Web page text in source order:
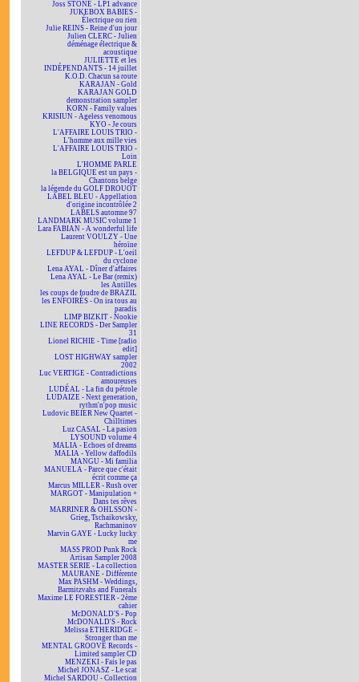
Joss STONE - LP1 advance
JUKEBOX BABIES -
Électrique ou rien
Julie REINS - Reine d'un jour
Julien CLERC - Julien
déménage électrique &
acoustique
JULIETTE et les
INDÉPENDANTS - 14 juillet
K.O.D. Chacun sa route
KARAJAN - Gold
KARAJAN GOLD
demonstration sampler
KORN - Family values
KRISIUN - Ageless venomous
KYO - Je cours
L'AFFAIRE LOUIS TRIO -
L'homme aux mille vies
L'AFFAIRE LOUIS TRIO -
Loin
L'HOMME PARLE
la BELGIQUE est un pays -
Chantons belge
la légende du GOLF DROUOT
LABEL BLEU - Appellation
d'origine incontrôlée 2
LABELS automne 97
LANDMARK MUSIC volume 1
Lara FABIAN - A wonderful life
Laurent VOULZY - Une
héroïne
LEFDUP & LEFDUP - L'oeil
du cyclone
Lena AYAL - Dîner d'affaires
Lena AYAL - Le Bar (remix)
les Antilles
les coups de foudre de BRAZIL
les ENFOIRÉS - On ira tous au
paradis
LIMP BIZKIT - Nookie
LINE RECORDS - Der Sampler
31
Lionel RICHIE - Time [radio
edit]
LOST HIGHWAY sampler
2002
Luc VERTIGE - Contradictions
amoureuses
LUDÉAL - La fin du pétrole
LUDAIZE - Next generation,
rythm'n'pop music
Ludovic BEIER New Quartet -
Chilltimes
Luz CASAL - La pasion
LYSOUND volume 4
MALIA - Echoes of dreams
MALIA - Yellow daffodils
MANGU - Mi familia
MANUELA - Parce que c'était
écrit comme ça
Marcus MILLER - Rush over
MARGOT - Manipulation +
Dans tes rêves
MARRINER & OHLSSON -
Grieg, Tschaikowsky,
Rachmaninov
Marvin GAYE - Lucky lucky
me
MASS PROD Punk Rock
Artisan Sampler 2008
MASTER SERIE - La collection
MAURANE - Différente
Max PASHM - Weddings,
Barmitzvahs and Funerals
Maxime LE FORESTIER - 2ème
cahier
McDONALD'S - Pop
McDONALD'S - Rock
Melissa ETHERIDGE -
Stronger than me
MENTAL GROOVE Records -
Limited sampler CD
MENZEKI - Fais le pas
Michel JONASZ - Le scat
Michel SARDOU - Collection